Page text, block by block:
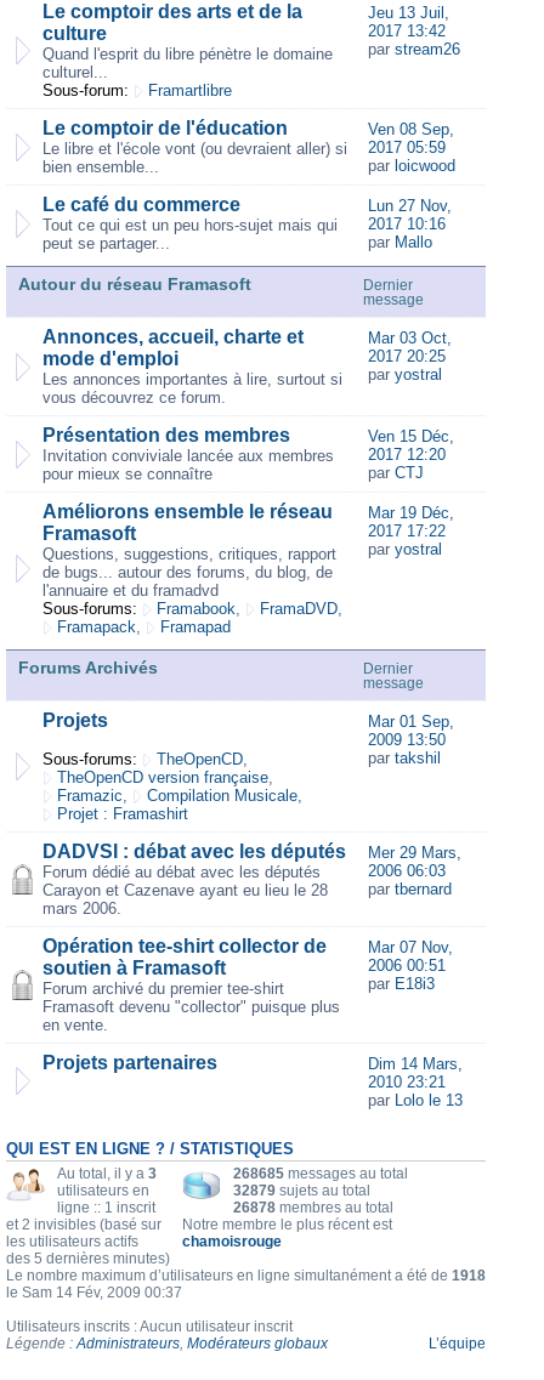
Le comptoir des arts et de la
culture
Quand l'esprit du libre pénètre le domaine
culturel...
Sous-forum:
Framartlibre
Jeu 13 Juil,
2017 13:42
par stream26
Le comptoir de l'éducation
Le libre et l'école vont (ou devraient aller) si
bien ensemble...
Ven 08 Sep,
2017 05:59
par loicwood
Le café du commerce
Tout ce qui est un peu hors-sujet mais qui
peut se partager...
Lun 27 Nov,
2017 10:16
par Mallo
Autour du réseau Framasoft
Dernier
message
Annonces, accueil, charte et
mode d'emploi
Les annonces importantes à lire, surtout si
vous découvrez ce forum.
Mar 03 Oct,
2017 20:25
par yostral
Présentation des membres
Invitation conviviale lancée aux membres
pour mieux se connaître
Ven 15 Déc,
2017 12:20
par CTJ
Améliorons ensemble le réseau
Framasoft
Questions, suggestions, critiques, rapport
de bugs... autour des forums, du blog, de
l'annuaire et du framadvd
Sous-forums:
Framabook, FramaDVD,
Framapack, Framapad
Mar 19 Déc,
2017 17:22
par yostral
Forums Archivés
Dernier
message
Projets
Sous-forums: TheOpenCD,
TheOpenCD version française,
Framazic, Compilation Musicale,
Projet : Framashirt
Mar 01 Sep,
2009 13:50
par takshil
DADVSI : débat avec les députés
Forum dédié au débat avec les députés
Carayon et Cazenave ayant eu lieu le 28
mars 2006.
Mer 29 Mars,
2006 06:03
par tbernard
Opération tee-shirt collector de
soutien à Framasoft
Forum archivé du premier tee-shirt
Framasoft devenu "collector" puisque plus
en vente.
Mar 07 Nov,
2006 00:51
par E18i3
Projets partenaires
Dim 14 Mars,
2010 23:21
par Lolo le 13
QUI EST EN LIGNE ? / STATISTIQUES
268685 messages au total
32879 sujets au total
26878 membres au total
Notre membre le plus récent est
chamoisrouge
Au total, il y a 3
utilisateurs en
ligne :: 1 inscrit
et 2 invisibles (basé sur
les utilisateurs actifs
des 5 dernières minutes)
Le nombre maximum d’utilisateurs en ligne simultanément a été de 1918
le Sam 14 Fév, 2009 00:37
Utilisateurs inscrits : Aucun utilisateur inscrit
Légende :Administrateurs, Modérateurs globaux L’équipe